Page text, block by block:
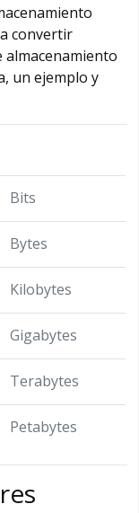
convertir
almacenamiento
un ejemplo y
Bits
Bytes
Kilobytes
Gigabytes
Terabytes
Petabytes